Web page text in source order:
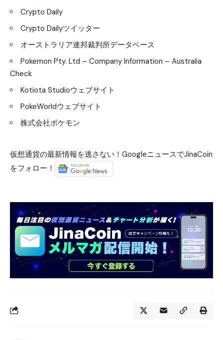
Crypto Daily
Crypto Dailyツイッター
オーストラリア連邦裁判所データベース
Pokemon Pty. Ltd – Company Information – Australia
Check
Kotiota Studioウェブサイト
PokeWorldウェブサイト
株式会社ポケモン
仮想通貨の最新情報を逃さない！GoogleニュースでJinaCoin
をフォロー！